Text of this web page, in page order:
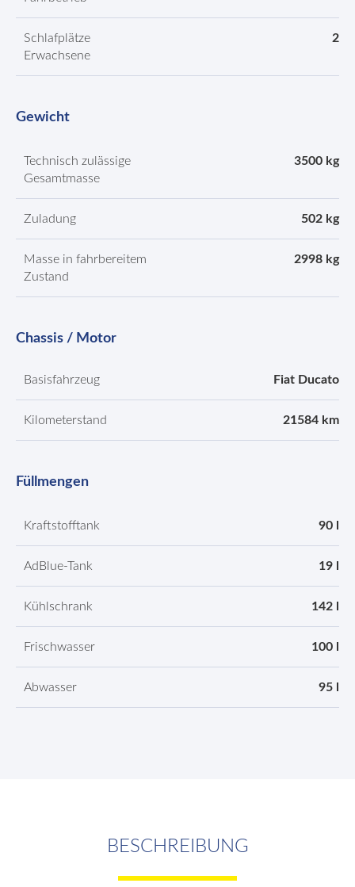
Schlafplätze
Erwachsene
2
Gewicht
Technisch zulässige
Gesamtmasse
3500 kg
Zuladung 502 kg
Masse in fahrbereitem
Zustand
2998 kg
Chassis / Motor
Basisfahrzeug Fiat Ducato
Kilometerstand 21584 km
Füllmengen
Kraftstofftank 90 l
AdBlue-Tank 19 l
Kühlschrank 142 l
Frischwasser 100 l
Abwasser 95 l
BESCHREIBUNG